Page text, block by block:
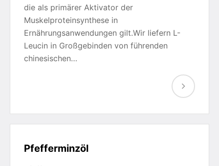
die als primärer Aktivator der
Muskelproteinsynthese in
Ernährungsanwendungen gilt.Wir liefern L-
Leucin in Großgebinden von führenden
chinesischen…
Pfefferminzöl